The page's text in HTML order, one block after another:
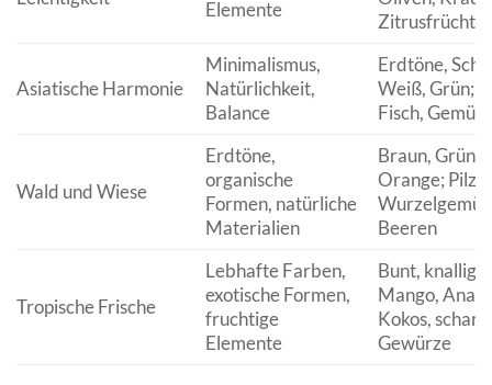
Elemente
Zitrusfrüchte
Asiatische Harmonie
Minimalismus,
Natürlichkeit,
Balance
Erdtöne,
Weiß, Grün;
Fisch,
Wald und Wiese
Erdtöne,
organische
Formen, natürliche
Materialien
Braun, Grün,
Orange;
Beeren
Tropische Frische
Lebhafte Farben,
exotische Formen,
fruchtige
Elemente
Bunt, knallig,
Mango,
Kokos,
Gewürze